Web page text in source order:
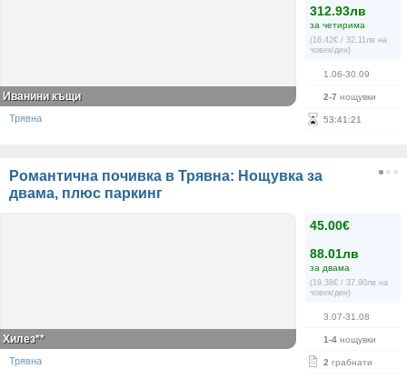
312.93лв
за четирима
(16.42€ / 32.11лв на
човек/ден)
1.06-30.09
2-7 нощувки
53:41 :21
Иванини къщи
Трявна
Романтична почивка в Трявна: Нощувка за
двама, плюс паркинг
45.00€
88.01лв
за двама
(19.38€ / 37.90лв на
човек/ден)
3.07-31.08
1-4 нощувки
2 грабнати
Хилез**
Трявна